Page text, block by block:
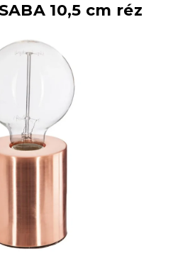
10,5 cm réz